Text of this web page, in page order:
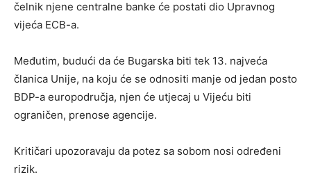
čelnik njene centralne banke će postati dio Upravnog
vijeća ECB-a.
Međutim, budući da će Bugarska biti tek 13. najveća
članica Unije, na koju će se odnositi manje od jedan posto
BDP-a europodručja, njen će utjecaj u Vijeću biti
ograničen, prenose agencije.
Kritičari upozoravaju da potez sa sobom nosi određeni
rizik.